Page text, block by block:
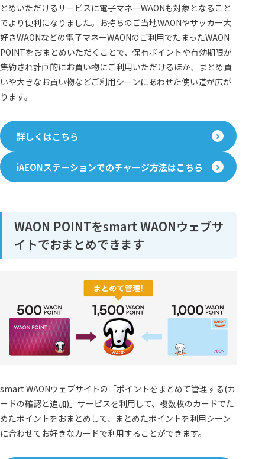
とめいただけるサービスに電子マネーWAONも対象となること
でより便利になりました。お持ちのご当地WAONやサッカー大
好きWAONなどの電子マネーWAONのご利用でたまったWAON
POINTをおまとめいただくことで、保有ポイントや有効期限が
集約され計画的にお買い物にご利用いただけるほか、まとめ買
いや大きなお買い物などご利用シーンにあわせた使い道が広が
ります。
詳しくはこちら
iAEONステーションでのチャージ方法はこちら
WAON POINTをsmart WAONウェブサ
イトでおまとめできます
smart WAONウェブサイトの「ポイントをまとめて管理する(カ
ードの確認と追加)」サービスを利用して、複数枚のカードでた
めたポイントをおまとめして、まとめたポイントを利用シーン
に合わせてお好きなカードで利用することができます。